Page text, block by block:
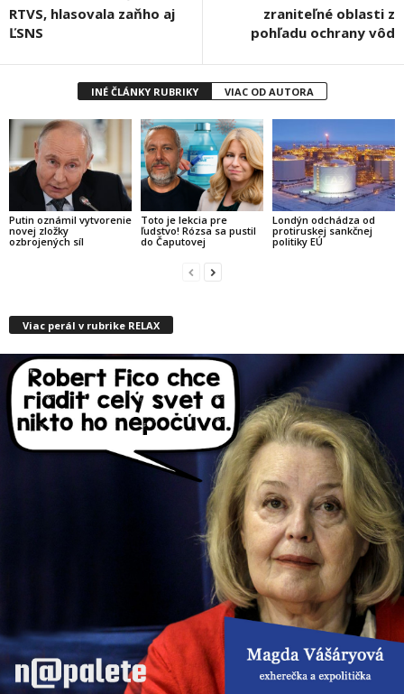
RTVS, hlasovala zaňho aj
ĽSNS
zraniteľné oblasti z
pohľadu ochrany vôd
INÉ ČLÁNKY RUBRIKY VIAC OD AUTORA
Putin oznámil vytvorenie
novej zložky
ozbrojených síl
Toto je lekcia pre
ľudstvo! Rózsa sa pustil
do Čaputovej
Londýn odchádza od
protiruskej sankčnej
politiky EÚ
Viac perál v rubrike RELAX